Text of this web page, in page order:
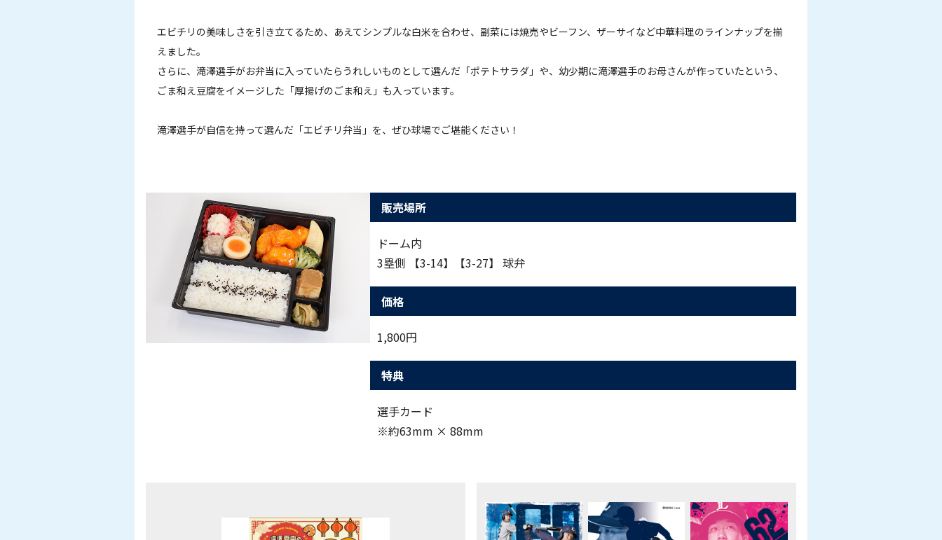
エビチリの美味しさを引き立てるため、あえてシンプルな白米を合わせ、副菜には焼売やビーフン、ザーサイなど中華料理のラインナップを揃
えました。
さらに、滝澤選手がお弁当に入っていたらうれしいものとして選んだ「ポテトサラダ」や、幼少期に滝澤選手のお母さんが作っていたという、
ごま和え豆腐をイメージした「厚揚げのごま和え」も入っています。
滝澤選手が自信を持って選んだ「エビチリ弁当」を、ぜひ球場でご堪能ください！
販売場所
ドーム内
3塁側 【3-14】【3-27】 球弁
価格
1,800円
特典
選手カード
※約63mm × 88mm